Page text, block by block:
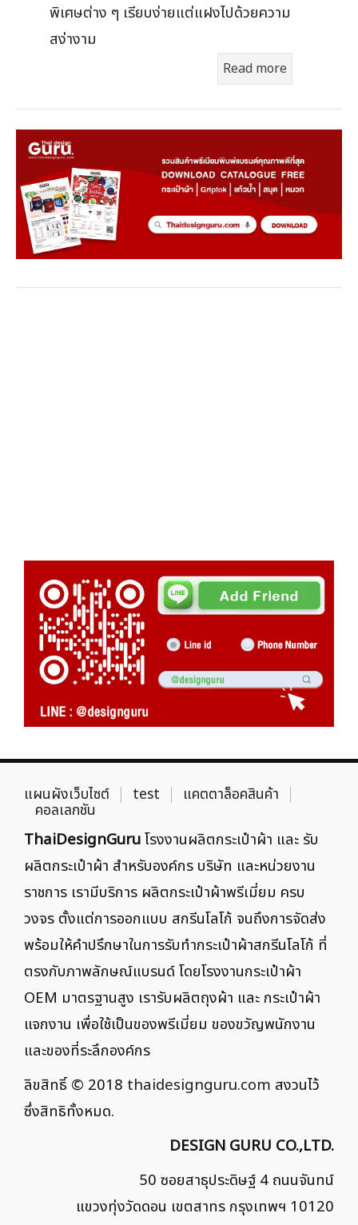
พิเศษต่าง ๆ เรียบง่ายแต่แฝงไปด้วยความ
สง่างาม
Read more
แผนผังเว็บไซต์ test แคตตาล็อคสินค้า
คอลเลกชัน
ThaiDesignGuruโรงงานผลิตกระเป๋าผ้า และ รับ
ผลิตกระเป๋าผ้า สำหรับองค์กร บริษัท และหน่วยงาน
ราชการ เรามีบริการ ผลิตกระเป๋าผ้าพรีเมี่ยม ครบ
วงจร ตั้งแต่การออกแบบ สกรีนโลโก้ จนถึงการจัดส่ง
พร้อมให้คำปรึกษาในการรับทำกระเป๋าผ้าสกรีนโลโก้ ที่
ตรงกับภาพลักษณ์แบรนด์ โดยโรงงานกระเป๋าผ้า
OEM มาตรฐานสูง เรารับผลิตถุงผ้า และ กระเป๋าผ้า
แจกงาน เพื่อใช้เป็นของพรีเมี่ยม ของขวัญพนักงาน
และของที่ระลึกองค์กร
ลิขสิทธิ์ © 2018 thaidesignguru.com สงวนไว้
ซึ่งสิทธิทั้งหมด.
DESIGN GURU CO.,LTD.
50 ซอยสาธุประดิษฐ์ 4 ถนนจันทน์
แขวงทุ่งวัดดอน เขตสาทร กรุงเทพฯ 10120